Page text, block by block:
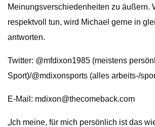
Meinungsverschiedenheiten zu äußern.
respektvoll tun, wird Michael gerne in
antworten.
Twitter: @mfdixon1985 (meistens
Sport)/@mdixonsports (alles arbeits-/
E-Mail: mdixon@thecomeback.com
„Ich meine, für mich persönlich ist das